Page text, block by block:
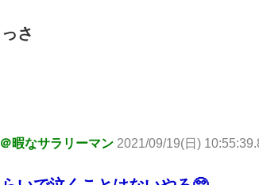
さ
暇なサラリーマン 2021/09/19(日)